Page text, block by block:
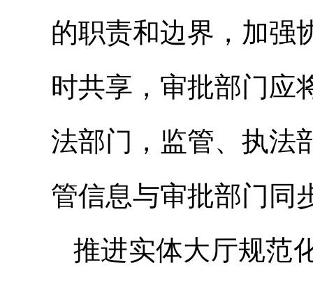
的职责和边界，加强
时共享，审批部门应
法部门，监管、执法
管信息与审批部门同
推进实体大厅规范